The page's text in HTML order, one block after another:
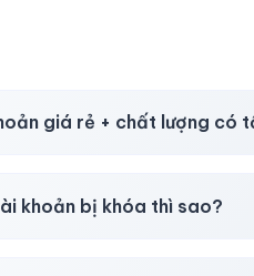
giá rẻ + chất lượng có
khoản bị khóa thì sao?